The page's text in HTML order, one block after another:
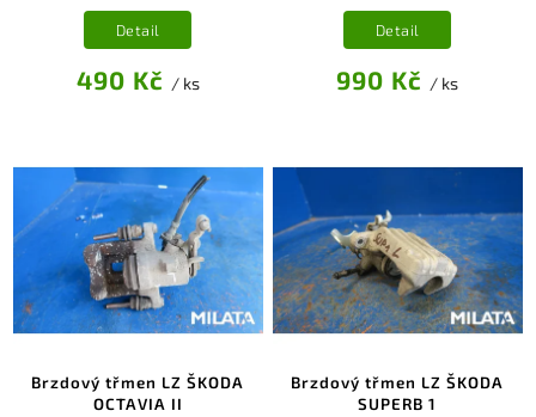
490 Kč / ks
Detail
990 Kč / ks
Detail
Brzdový třmen LZ ŠKODA
OCTAVIA II
Brzdový třmen LZ ŠKODA
SUPERB 1